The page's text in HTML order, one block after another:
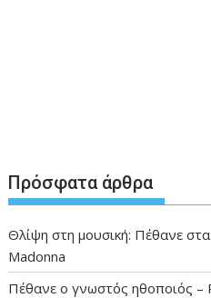
Πρόσφατα άρθρα
Θλίψη στη μουσική: Πέθανε
Madonna
Πέθανε ο γνωστός ηθοποιός –